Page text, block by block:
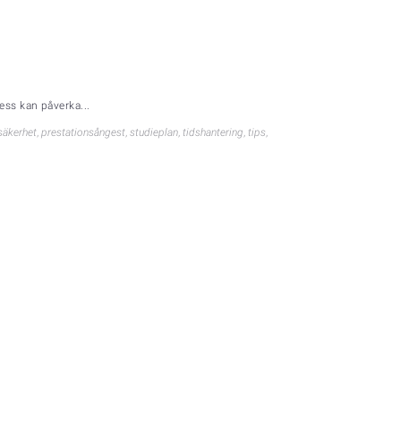
kan påverka...
, prestationsångest, studieplan, tidshantering, tips,